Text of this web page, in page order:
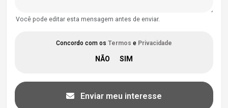
Você pode editar esta mensagem antes de enviar.
Concordo com os Termos e Privacidade
Enviar meu interesse